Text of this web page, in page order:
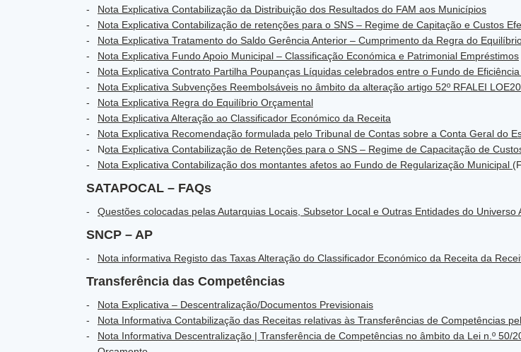
Nota Explicativa Contabilização da Distribuição dos Resultados do FAM aos Municípios
Nota Explicativa Contabilização de retenções para o SNS – Regime de Capitação e Custos
Nota Explicativa Tratamento do Saldo Gerência Anterior – Cumprimento da Regra do
Nota Explicativa Fundo Apoio Municipal – Classificação Económica e Patrimonial Empréstimos
Nota Explicativa Contrato Partilha Poupanças Líquidas celebrados entre o Fundo de
Nota Explicativa Subvenções Reembolsáveis no âmbito da alteração artigo 52º RFALEI
Nota Explicativa Regra do Equilíbrio Orçamental
Nota Explicativa Alteração ao Classificador Económico da Receita
Nota Explicativa Recomendação formulada pelo Tribunal de Contas sobre a Conta Geral do
Nota Explicativa Contabilização de Retenções para o SNS – Regime de Capacitação de
Nota Explicativa Contabilização dos montantes afetos ao Fundo de Regularização Municipal
SATAPOCAL – FAQs
Questões colocadas pelas Autarquias Locais, Subsetor Local e Outras Entidades do Universo
SNCP – AP
Nota informativa Registo das Taxas Alteração do Classificador Económico da Receita da
Transferência das Competências
Nota Explicativa – Descentralização/Documentos Previsionais
Nota Informativa Contabilização das Receitas relativas às Transferências de Competências
Nota Informativa Descentralização | Transferência de Competências no âmbito da Lei n.º